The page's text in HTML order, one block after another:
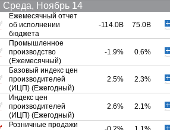
Среда, Ноябрь 14
Ежемесячный отчет
об исполнении
бюджета
-114.0B 75.0B
Промышленное
производство
(Ежемесячный)
-1.9% 0.6%
Базовый индекс цен
производителей
(ИЦП) (Ежегодный)
2.5% 2.3%
Индекс цен
производителей
(ИЦП) (Ежегодный)
2.6% 2.1%
Розничные продажи